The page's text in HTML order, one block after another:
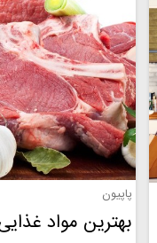
پاپیون
بهترین مواد